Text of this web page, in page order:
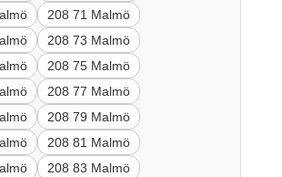
208 71 Malmö
208 73 Malmö
208 75 Malmö
208 77 Malmö
208 79 Malmö
208 81 Malmö
208 83 Malmö